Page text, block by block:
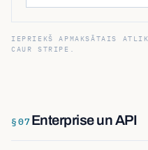
IEPRIEKŠ APMAKSĀTAIS
CAUR STRIPE.
§07 Enterprise un API